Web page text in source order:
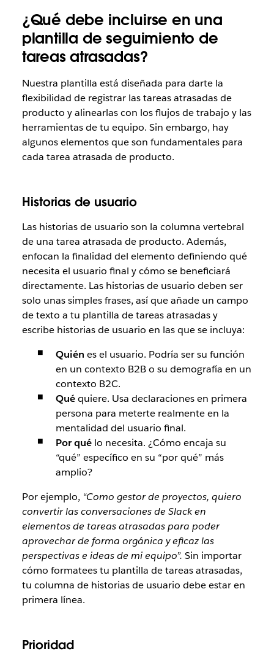
¿Qué debe incluirse en una
plantilla de seguimiento de
tareas atrasadas?
Nuestra plantilla está diseñada para darte la
flexibilidad de registrar las tareas atrasadas de
producto y alinearlas con los flujos de trabajo y las
herramientas de tu equipo. Sin embargo, hay
algunos elementos que son fundamentales para
cada tarea atrasada de producto.
Historias de usuario
Las historias de usuario son la columna vertebral
de una tarea atrasada de producto. Además,
enfocan la finalidad del elemento definiendo qué
necesita el usuario final y cómo se beneficiará
directamente. Las historias de usuario deben ser
solo unas simples frases, así que añade un campo
de texto a tu plantilla de tareas atrasadas y
escribe historias de usuario en las que se incluya:
Quién es el usuario. Podría ser su función
en un contexto B2B o su demografía en un
contexto B2C.
Quéquiere. Usa declaraciones en primera
persona para meterte realmente en la
mentalidad del usuario final.
Por qué lo necesita. ¿Cómo encaja su
“qué” específico en su “por qué” más
amplio?
Por ejemplo, “Como gestor de proyectos, quiero
convertir las conversaciones de Slack en
elementos de tareas atrasadas para poder
aprovechar de forma orgánica y eficaz las
perspectivas e ideas de mi equipo”. Sin importar
cómo formatees tu plantilla de tareas atrasadas,
tu columna de historias de usuario debe estar en
primera línea.
Prioridad